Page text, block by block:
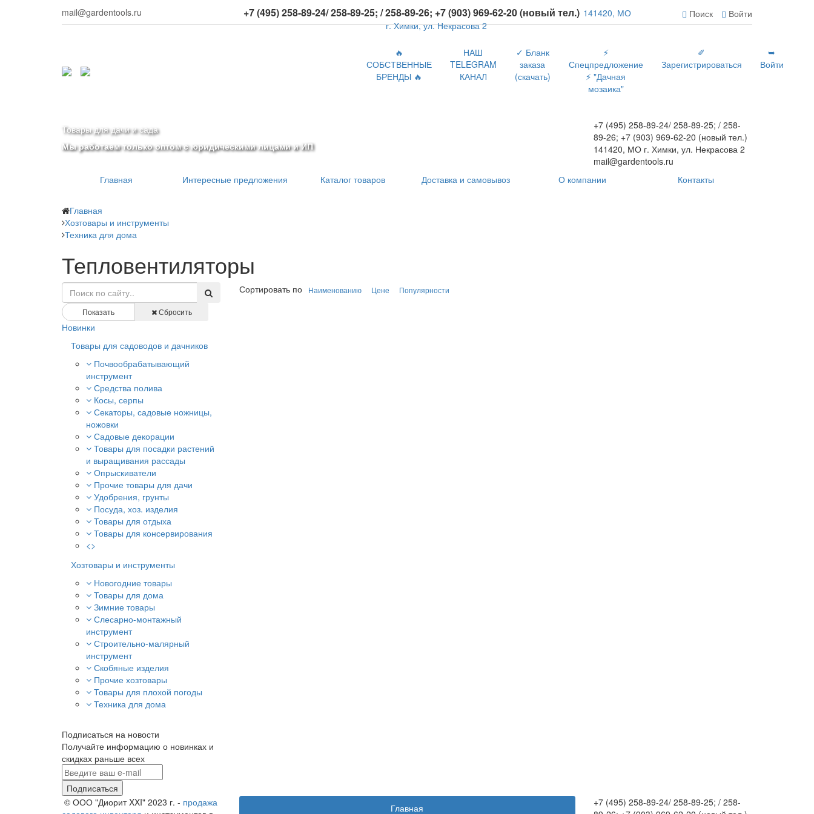
mail@gardentools.ru +7 (495) 258-89-24/ 258-89-25; / 258-89-26; +7 (903) 969-62-20 (новый тел.) 141420, МО
г. Химки, ул. Некрасова 2
Поиск Войти
🔥
СОБСТВЕННЫЕ
БРЕНДЫ 🔥
НАШ
TELEGRAM
КАНАЛ
✓ Бланк
заказа
(скачать)
⚡
Спецпредложение
⚡ "Дачная
мозаика"
✐
Зарегистрироваться
➥
Войти
Товары для дачи и сада
Мы работаем только оптом с юридическими лицами и ИП
+7 (495) 258-89-24/ 258-89-25; / 258-
89-26; +7 (903) 969-62-20 (новый тел.)
141420, МО г. Химки, ул. Некрасова 2
mail@gardentools.ru
Главная
Интересные предложения Каталог товаров Доставка и самовывоз О компании Контакты
Главная
Хозтовары и инструменты
Техника для дома
Тепловентиляторы
Показать Сбросить
Новинки
Товары для садоводов и дачников
Почвообрабатывающий
инструмент
Средства полива
Косы, серпы
Секаторы, садовые ножницы,
ножовки
Садовые декорации
Товары для посадки растений
и выращивания рассады
Опрыскиватели
Прочие товары для дачи
Удобрения, грунты
Посуда, хоз. изделия
Товары для отдыха
Товары для консервирования
<>
Хозтовары и инструменты
Новогодние товары
Товары для дома
Зимние товары
Слесарно-монтажный
инструмент
Строительно-малярный
инструмент
Скобяные изделия
Прочие хозтовары
Товары для плохой погоды
Техника для дома
Подписаться на новости
Получайте информацию о новинках и
скидках раньше всех
Подписаться
Сортировать по Наименованию Цене Популярности
© ООО "Диорит XXI" 2023 г. - продажа
Главная
+7 (495) 258-89-24/ 258-89-25; / 258-